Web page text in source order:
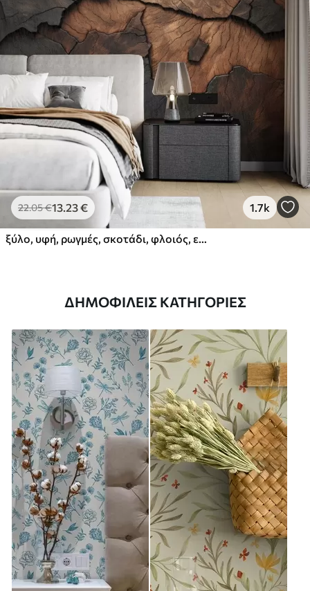
22.05€13.23€ 1.7k
ξύλο, υφή, ρωγμές, σκοτάδι, φλοιός, επιφάνεια
ΔΗΜΟΦΙΛΕΊΣ ΚΑΤΗΓΟΡΊΕΣ